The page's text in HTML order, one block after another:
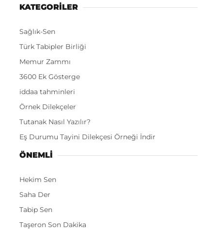
KATEGORİLER
Sağlık-Sen
Türk Tabipler Birliği
Memur Zammı
3600 Ek Gösterge
iddaa tahminleri
Örnek Dilekçeler
Tutanak Nasıl Yazılır?
Eş Durumu Tayini Dilekçesi Örneği İndir
ÖNEMLI
Hekim Sen
Saha Der
Tabip Sen
Taşeron Son Dakika